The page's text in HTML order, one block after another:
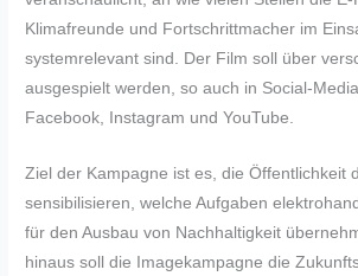
Klimafreunde und Fortschrittmacher im
systemrelevant sind. Der Film soll über
ausgespielt werden, so auch in Social-
Facebook, Instagram und YouTube.
Ziel der Kampagne ist es, die Öffentlichkeit
sensibilisieren, welche Aufgaben
für den Ausbau von Nachhaltigkeit
hinaus soll die Imagekampagne die